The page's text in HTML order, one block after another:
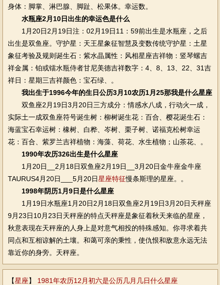
身体：脚掌、淋巴腺、脚趾、松果体。幸运数。
水瓶座2月10日出生的幸运色是什么
1月20日2月19日注：02月19日11：59前出生是水瓶座，之后
出生是双鱼座。守护星：天王星象征智慧及变数传统守护星：土星
象征考验及规则诞生石：紫水晶属性：风相星座吉祥物：竖琴螺吉
祥金属：铂或镭水瓶侍者甘尼美德吉祥数字：4、8、13、22、31吉
祥日：星期三吉祥颜色：宝石绿、。
我出生于1996今年的生日公历3月10农历1月25那我是什么星座
双鱼座2月19日3月20日三方成分：情感水八成，行动火一成，
实际土一成双鱼座符号诞生树：柳树诞生花：百合、樱花诞生石：
海蓝宝石幸运树：橡树、白桦、岑树、栗子树、诺福克松树幸运
花：百合、紫罗兰吉祥植物：海藻、荷花、水生植物；山茶花、。
1990年农历326出生是什么星座
1月20日__2月18日双鱼座2月19日__3月20日金牛座金牛座
TAURUS4月20日___5月20日星座特征慢条斯理的星座。。
1998年阴历1月9日是什么星座
1月19日水瓶座1月20日2月18日双鱼座2月19日3月20日天秤座
9月23日10月23日天秤座的特点天秤座是象征着秋天来临的星座，
秋意表现在天秤座的人身上是对意气相投的特殊感知。你寻求着共
同点和互相谅解的土壤。和蔼可亲的秉性，使仇恨和敌意永远无法
靠近你的身旁。天秤座。
【星座】 1981年农历12月初六是公历几月几日什么星座